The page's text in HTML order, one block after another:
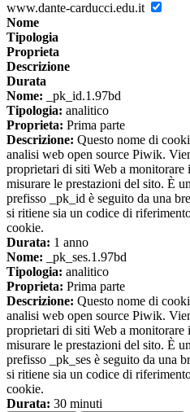
www.dante-carducci.edu.it
Nome
Tipologia
Proprieta
Descrizione
Durata
Nome: _pk_id.1.97bd
Tipologia: analitico
Proprieta: Prima parte
Descrizione: Questo nome di
analisi web open source Piwik.
proprietari di siti Web a
misurare le prestazioni del sito. È
prefisso _pk_id è seguito da una
si ritiene sia un codice di
cookie.
Durata: 1 anno
Nome: _pk_ses.1.97bd
Tipologia: analitico
Proprieta: Prima parte
Descrizione: Questo nome di
analisi web open source Piwik.
proprietari di siti Web a
misurare le prestazioni del sito. È
prefisso _pk_ses è seguito da una
si ritiene sia un codice di
cookie.
Durata: 30 minuti